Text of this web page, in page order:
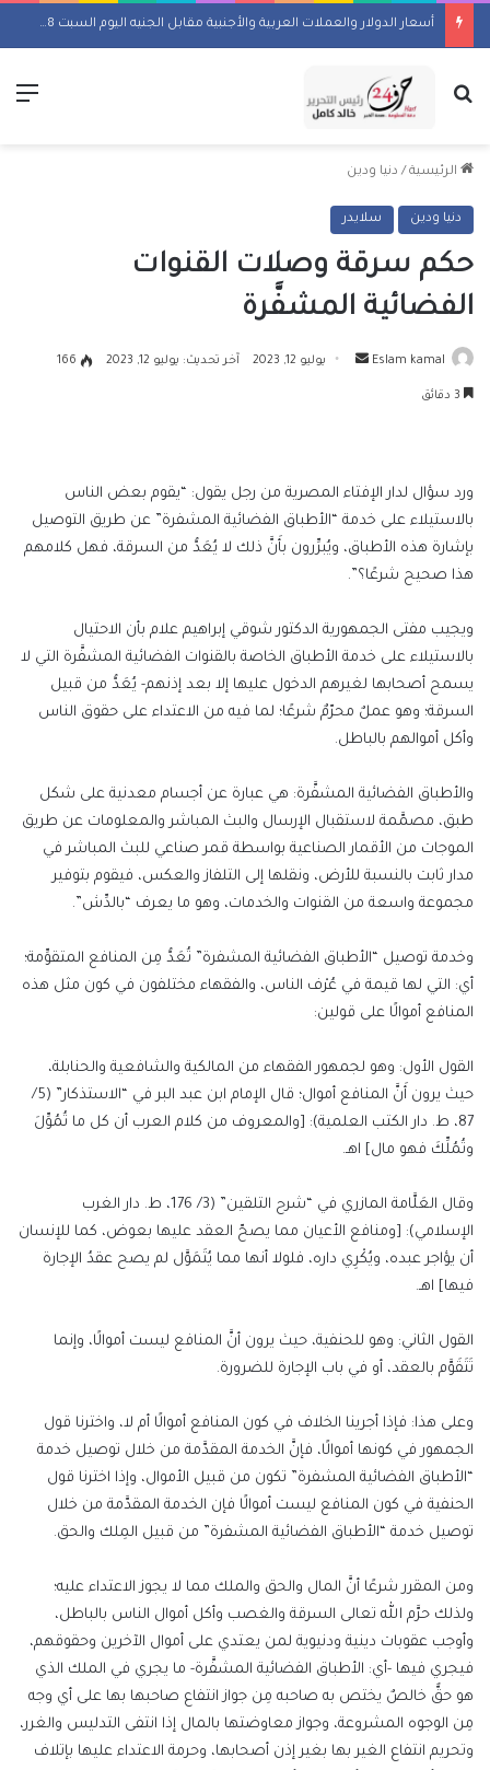
أسعار الدولار والعملات العربية والأجنبية مقابل الجنيه اليوم السبت 8 أغسطس 2026
بحث عن
الرئيسية / دنيا ودين
دنيا ودين سلايدر
حكم سرقة وصلات القنوات
الفضائية المشفَّرة
Eslam kamal
أرسل يوليو 12, 2023 آخر تحديث: يوليو 12, 2023 166
ورد سؤال لدار الإفتاء المصرية من رجل يقول: “يقوم بعض الناس
بالاستيلاء على خدمة “الأطباق الفضائية المشفرة” عن طريق التوصيل
بإشارة هذه الأطباق، ويُبرِّرون بأَنَّ ذلك لا يُعَدُّ من السرقة، فهل كلامهم
هذا صحيح شرعًا؟”.
ويجيب مفتى الجمهورية الدكتور شوقي إبراهيم علام بأن الاحتيال
بالاستيلاء على خدمة الأطباق الخاصة بالقنوات الفضائية المشفَّرة التي لا
يسمح أصحابها لغيرهم الدخول عليها إلا بعد إذنهم- يُعَدُّ من قبيل
السرقة؛ وهو عملٌ محرّمٌ شرعًا؛ لما فيه من الاعتداء على حقوق الناس
وأكل أموالهم بالباطل.
والأطباق الفضائية المشفَّرة: هي عبارة عن أجسام معدنية على شكل
طبق، مصمَّمة لاستقبال الإرسال والبث المباشر والمعلومات عن طريق
الموجات من الأقمار الصناعية بواسطة قمر صناعي للبث المباشر في
مدار ثابت بالنسبة للأرض، ونقلها إلى التلفاز والعكس، فيقوم بتوفير
مجموعة واسعة من القنوات والخدمات، وهو ما يعرف “بالدِّش”.
وخدمة توصيل “الأطباق الفضائية المشفرة” تُعَدُّ مِن المنافع المتقوِّمة؛
أي: التي لها قيمة في عُرْف الناس، والفقهاء مختلفون في كون مثل هذه
المنافع أموالًا على قولين:
القول الأول: وهو لجمهور الفقهاء من المالكية والشافعية والحنابلة،
حيث يرون أَنَّ المنافع أموال؛ قال الإمام ابن عبد البر في “الاستذكار” (5/
87، ط. دار الكتب العلمية): [والمعروف من كلام العرب أن كل ما تُمُوِّلَ
وتُمُلِّكَ فهو مال] اهـ.
وقال العَلَّامة المازري في “شرح التلقين” (3/ 176، ط. دار الغرب
الإسلامي): [ومنافع الأعيان مما يصحّ العقد عليها بعوض، كما للإنسان
أن يؤاجر عبده، ويُكْرِي داره، فلولا أنها مما يُتَمَوَّل لم يصح عقدُ الإجارة
فيها] اهـ.
القول الثاني: وهو للحنفية، حيث يرون أنَّ المنافع ليست أموالًا، وإنما
تَتَقَوَّم بالعقد، أو في باب الإجارة للضرورة.
وعلى هذا: فإذا أجرينا الخلاف في كون المنافع أموالًا أم لا، واخترنا قول
الجمهور في كونها أموالًا، فإنَّ الخدمة المقدَّمة من خلال توصيل خدمة
“الأطباق الفضائية المشفرة” تكون من قبيل الأموال، وإذا اخترنا قول
الحنفية في كون المنافع ليست أموالًا فإن الخدمة المقدَّمة من خلال
توصيل خدمة “الأطباق الفضائية المشفرة” من قبيل المِلك والحق.
ومن المقرر شرعًا أنَّ المال والحق والملك مما لا يجوز الاعتداء عليه؛
ولذلك حرَّم الله تعالى السرقة والغصب وأكل أموال الناس بالباطل،
وأوجب عقوبات دينية ودنيوية لمن يعتدي على أموال الآخرين وحقوقهم،
فيجري فيها -أي: الأطباق الفضائية المشفَّرة- ما يجري في الملك الذي
هو حقٌّ خالصٌ يختص به صاحبه مِن جواز انتفاع صاحبها بها على أي وجه
مِن الوجوه المشروعة، وجواز معاوضتها بالمال إذا انتفى التدليس والغرر،
وتحريم انتفاع الغير بها بغير إذن أصحابها، وحرمة الاعتداء عليها بإتلاف